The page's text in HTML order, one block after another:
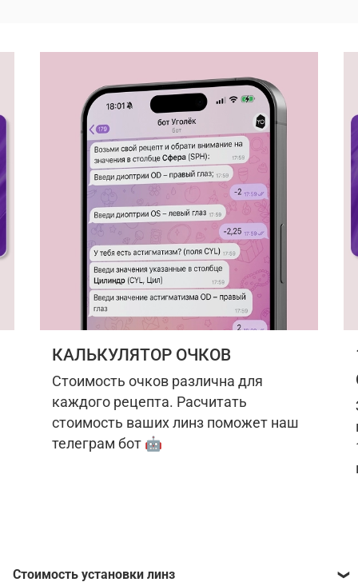
КАЛЬКУЛЯТОР ОЧКОВ
Стоимость очков различна для
каждого рецепта. Расчитать
стоимость ваших линз поможет наш
телеграм бот 🤖
Стоимость установки линз